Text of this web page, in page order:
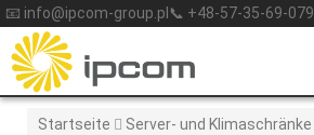
Skip
to
content
📧 info@ipcom-group.pl 📞 +48-57-35-69-079
Startseite
Server- und Klimaschränke